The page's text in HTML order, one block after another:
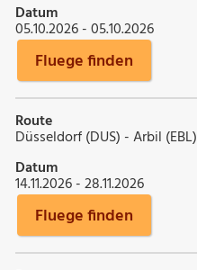
Datum
05.10.2026 - 05.10.2026
Fluege finden
Route
Düsseldorf (DUS) - Arbil (EBL)
Datum
14.11.2026 - 28.11.2026
Fluege finden